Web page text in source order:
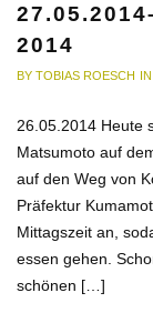
2014
BY TOBIAS ROESCH IN
26.05.2014 Heute
Matsumoto auf
auf den Weg von
Präfektur
Mittagszeit an,
essen gehen.
schönen […]